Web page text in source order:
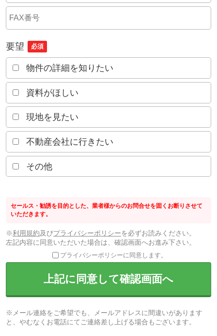
要望 必須
物件の詳細を知りたい
資料がほしい
現地を見たい
不動産会社に行きたい
その他
セールス・勧誘を目的とした、業者様からのお問合せを固くお断りさせて
いただきます。
※利用規約及びプライバシーポリシーを必ずお読みください。
左記内容に同意いただいた場合は、確認画面へお進み下さい。
プライバシーポリシーに同意します。
上記に同意して確認画面へ
※メール連絡をご希望でも、メールアドレスに間違いがあります
と、やむなくお電話にてご連絡差し上げる場合もございます。